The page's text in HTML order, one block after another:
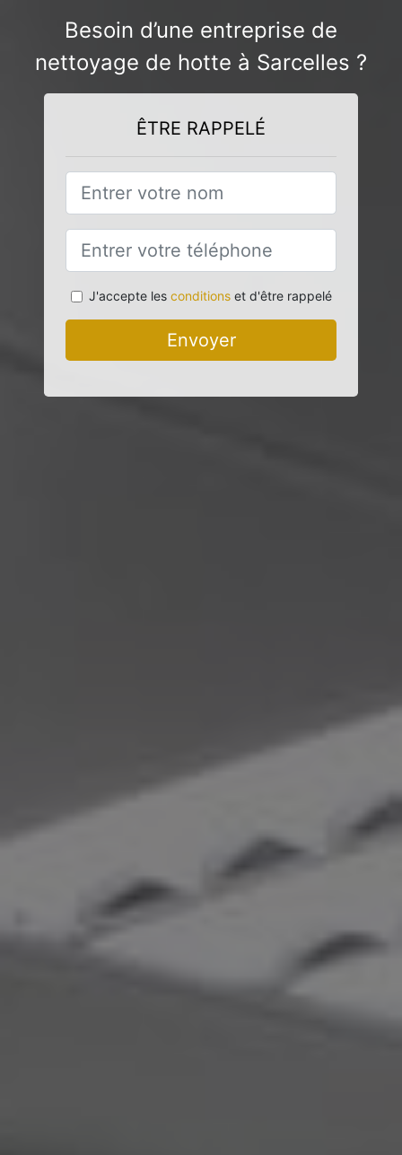
Besoin d’une entreprise de
nettoyage de hotte à Sarcelles ?
ÊTRE RAPPELÉ
J'accepte les conditionset d'être rappelé
Envoyer